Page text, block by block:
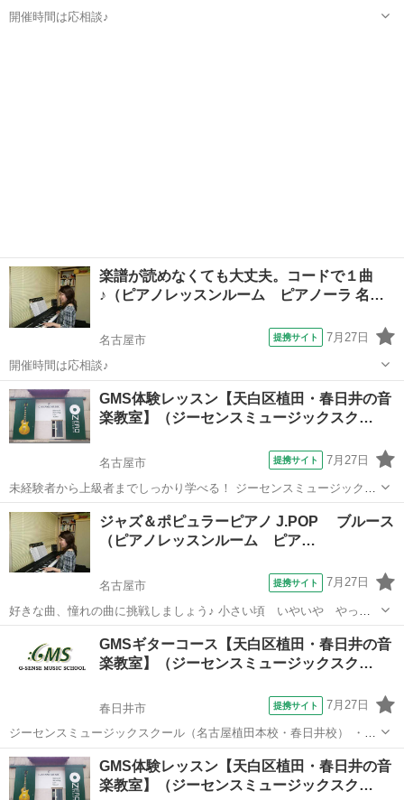
開催時間は応相談♪
楽譜が読めなくても大丈夫。コードで１曲
♪（ピアノレッスンルーム ピアノーラ 名…
名古屋市 提携サイト 7月27日
開催時間は応相談♪
愛知 名古屋市 ピアノ
GMS体験レッスン【天白区植田・春日井の音
楽教室】（ジーセンスミュージックスク…
名古屋市 提携サイト 7月27日
未経験者から上級者までしっかり学べる！ ジーセンスミュージックス
クール（名古屋植田本校・春日井校） レッスン始めるならまずは体験
レッスン！ ・気軽にレッスンを試したい ・どんな先生が教えているの
か知りたい ・詳しいレッス...
愛知 名古屋市 ギター
ジャズ＆ポピュラーピアノ J.POP ブルース
（ピアノレッスンルーム ピア…
名古屋市 提携サイト 7月27日
好きな曲、憧れの曲に挑戦しましょう♪ 小さい頃 いやいや やって
いた練習曲ではなく 素敵なジャズの曲やポップスにチャレンジ。 アレ
ンジやコードのお勉強も出来ます。 希望者には、ジャズ理論やお薦め
の曲の紹介もします
ピアノ
GMSギターコース【天白区植田・春日井の音
楽教室】（ジーセンスミュージックスク…
春日井市 提携サイト 7月27日
ジーセンスミュージックスクール（名古屋植田本校・春日井校） ・と
にかく音楽を楽しみたい！ ・スキルの壁を感じている。 ・自分の音楽
にさらに磨きをかけたい！ ・何か新しいことを始めてみたい！ あなた
も音楽レッスン始めてみま...
愛知 春日井市 ギター
GMS体験レッスン【天白区植田・春日井の音
楽教室】（ジーセンスミュージックスク…